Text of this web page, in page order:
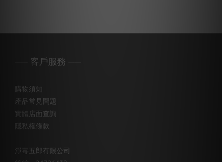
── 客戶服務 ──
購物須知
產品常見問題
實體店面查詢
隱私權條款
淨毒五郎有限公司